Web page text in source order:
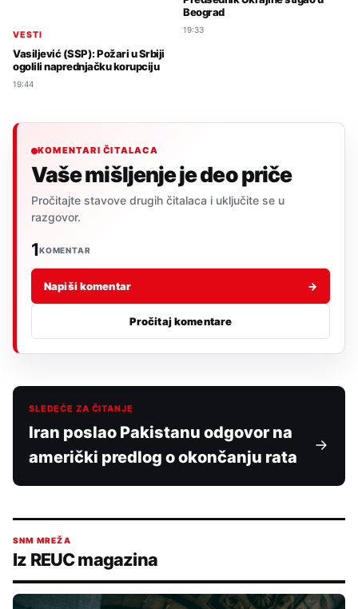
VESTI
Vasiljević (SSP): Požari u Srbiji
ogolili naprednjačku korupciju
19:44
Beograd
19:33
KOMENTARI ČITALACA
Vaše mišljenje je deo priče
Pročitajte stavove drugih čitalaca i uključite se u
razgovor.
1KOMENTAR
Napiši komentar →
Pročitaj komentare
SLEDEĆE ZA ČITANJE
Iran poslao Pakistanu odgovor na
američki predlog o okončanju rata
SNM MREŽA
Iz REUC magazina